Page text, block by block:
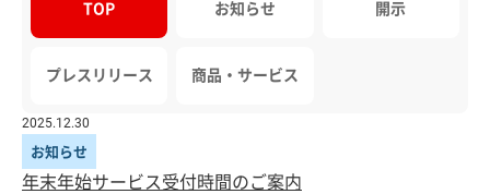
TOP お知らせ 開示
プレスリリース 商品・サービス
2025.12.30
お知らせ
年末年始サービス受付時間のご案内